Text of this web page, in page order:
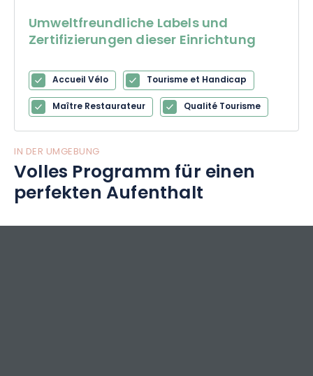
Umweltfreundliche Labels und
Zertifizierungen dieser Einrichtung
Accueil Vélo
Tourisme et Handicap
Maître Restaurateur
Qualité Tourisme
IN DER UMGEBUNG
Volles Programm für einen
perfekten Aufenthalt